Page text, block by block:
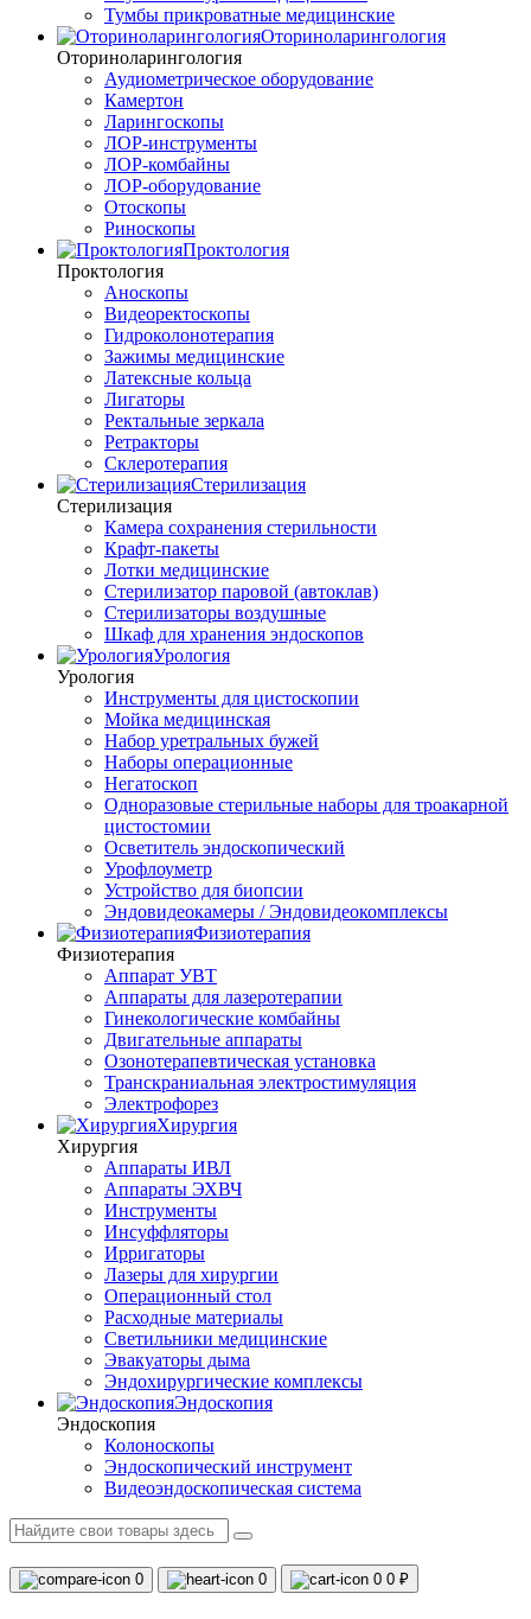
Тумбы прикроватные медицинские
Оториноларингология
Оториноларингология
Аудиометрическое оборудование
Камертон
Ларингоскопы
ЛОР-инструменты
ЛОР-комбайны
ЛОР-оборудование
Отоскопы
Риноскопы
Проктология
Проктология
Аноскопы
Видеоректоскопы
Гидроколонотерапия
Зажимы медицинские
Латексные кольца
Лигаторы
Ректальные зеркала
Ретракторы
Склеротерапия
Стерилизация
Стерилизация
Камера сохранения стерильности
Крафт-пакеты
Лотки медицинские
Стерилизатор паровой (автоклав)
Стерилизаторы воздушные
Шкаф для хранения эндоскопов
Урология
Урология
Инструменты для цистоскопии
Мойка медицинская
Набор уретральных бужей
Наборы операционные
Негатоскоп
Одноразовые стерильные наборы для троакарной
цистостомии
Осветитель эндоскопический
Урофлоуметр
Устройство для биопсии
Эндовидеокамеры / Эндовидеокомплексы
Физиотерапия
Физиотерапия
Аппарат УВТ
Аппараты для лазеротерапии
Гинекологические комбайны
Двигательные аппараты
Озонотерапевтическая установка
Транскраниальная электростимуляция
Электрофорез
Хирургия
Хирургия
Аппараты ИВЛ
Аппараты ЭХВЧ
Инструменты
Инсуффляторы
Ирригаторы
Лазеры для хирургии
Операционный стол
Расходные материалы
Светильники медицинские
Эвакуаторы дыма
Эндохирургические комплексы
Эндоскопия
Эндоскопия
Колоноскопы
Эндоскопический инструмент
Видеоэндоскопическая система
0 0 0 0 ₽